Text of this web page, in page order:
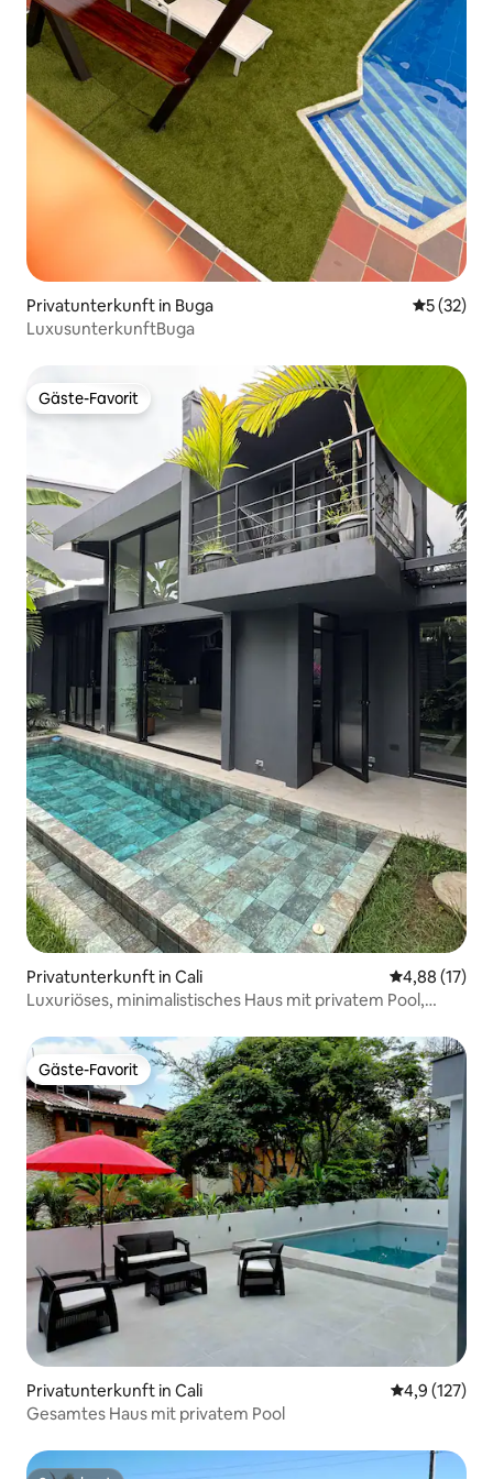
Privatunterkunft in Buga
5 (32)
LuxusunterkunftBuga
Gäste-Favorit
Gäste-Favorit
Privatunterkunft in Cali
4,88 (17)
Luxuriöses, minimalistisches Haus mit privatem Pool,
Gäste-Favorit
Gäste-Favorit
Privatunterkunft in Cali
4,9 (127)
Gesamtes Haus mit privatem Pool